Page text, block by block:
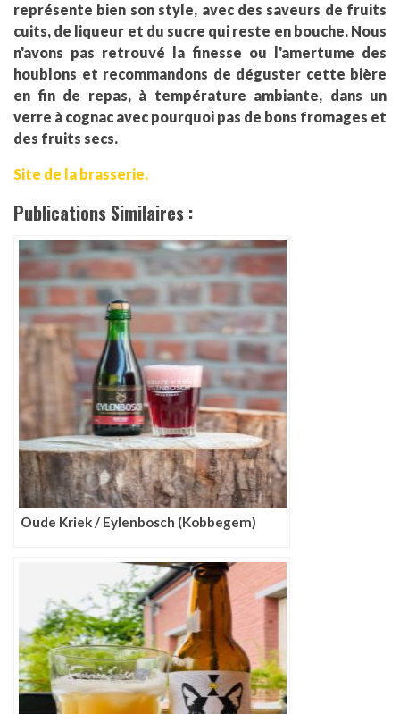
représente bien son style, avec des saveurs de fruits
cuits, de liqueur et du sucre qui reste en bouche. Nous
n'avons pas retrouvé la finesse ou l'amertume des
houblons et recommandons de déguster cette bière
en fin de repas, à température ambiante, dans un
verre à cognac avec pourquoi pas de bons fromages et
des fruits secs.
Site de la brasserie.
Publications Similaires :
Oude Kriek / Eylenbosch (Kobbegem)